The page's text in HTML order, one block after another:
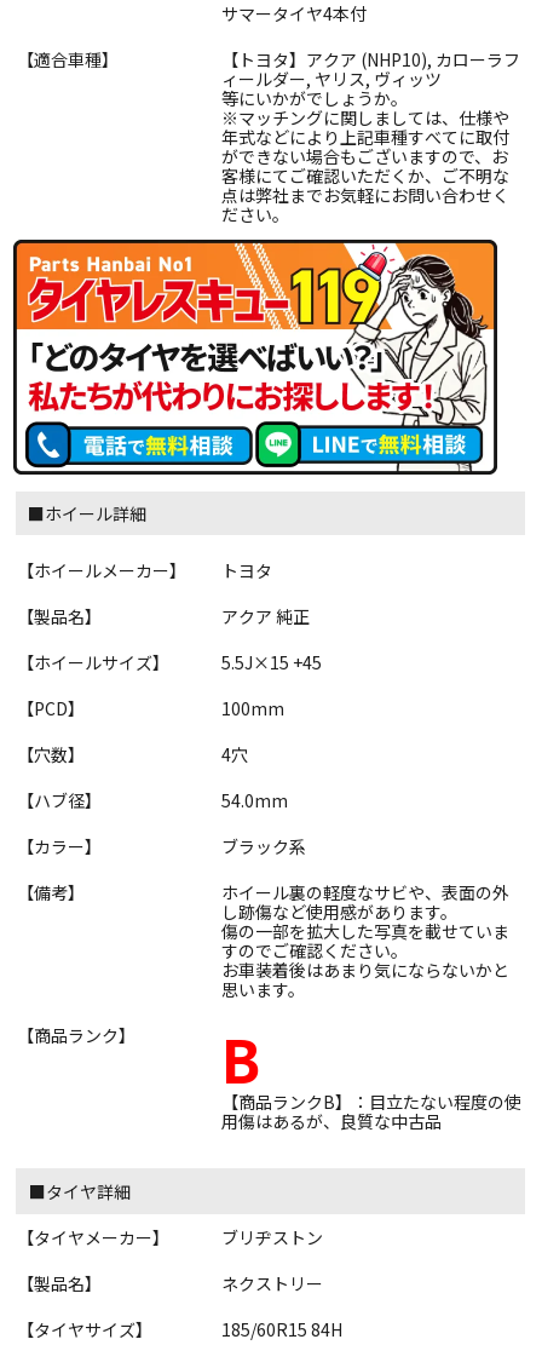
サマータイヤ4本付
【適合車種】
【トヨタ】アクア (NHP10), カローラフ
ィールダー, ヤリス, ヴィッツ
等にいかがでしょうか。
※マッチングに関しましては、仕様や
年式などにより上記車種すべてに取付
ができない場合もございますので、お
客様にてご確認いただくか、ご不明な
点は弊社までお気軽にお問い合わせく
ださい。
■ホイール詳細
【ホイールメーカー】
トヨタ
【製品名】
アクア 純正
【ホイールサイズ】
5.5J×15 +45
【PCD】
100mm
【穴数】
4穴
【ハブ径】
54.0mm
【カラー】
ブラック系
【備考】
ホイール裏の軽度なサビや、表面の外
し跡傷など使用感があります。
傷の一部を拡大した写真を載せていま
すのでご確認ください。
お車装着後はあまり気にならないかと
思います。
【商品ランク】
B
【商品ランクB】：目立たない程度の使
用傷はあるが、良質な中古品
■タイヤ詳細
【タイヤメーカー】
ブリヂストン
【製品名】
ネクストリー
【タイヤサイズ】
185/60R15 84H